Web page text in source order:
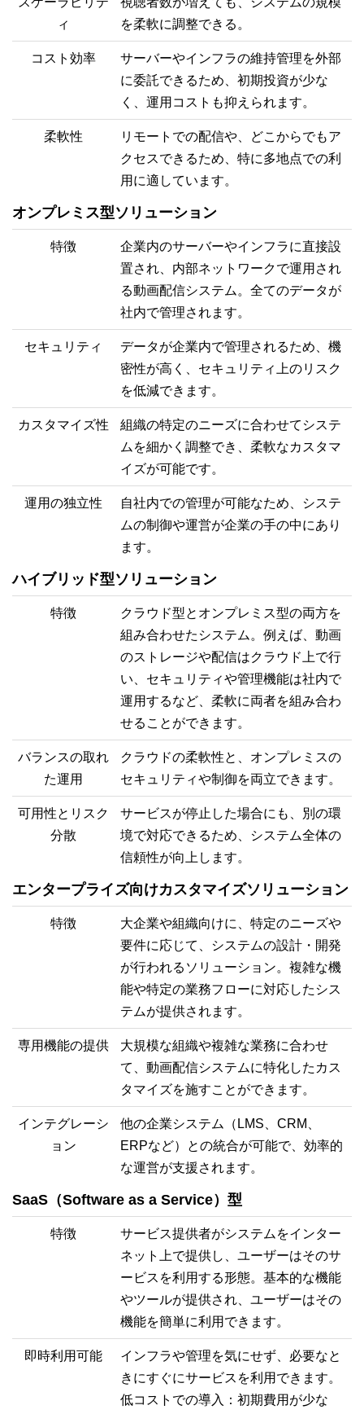
ィ
を柔軟に調整できる。
コスト効率
サーバーやインフラの維持管理を外部
に委託できるため、初期投資が少な
く、運用コストも抑えられます。
柔軟性
リモートでの配信や、どこからでもア
クセスできるため、特に多地点での利
用に適しています。
オンプレミス型ソリューション
特徴
企業内のサーバーやインフラに直接設
置され、内部ネットワークで運用され
る動画配信システム。全てのデータが
社内で管理されます。
セキュリティ
データが企業内で管理されるため、機
密性が高く、セキュリティ上のリスク
を低減できます。
カスタマイズ性
組織の特定のニーズに合わせてシステ
ムを細かく調整でき、柔軟なカスタマ
イズが可能です。
運用の独立性
自社内での管理が可能なため、システ
ムの制御や運営が企業の手の中にあり
ます。
ハイブリッド型ソリューション
特徴
クラウド型とオンプレミス型の両方を
組み合わせたシステム。例えば、動画
のストレージや配信はクラウド上で行
い、セキュリティや管理機能は社内で
運用するなど、柔軟に両者を組み合わ
せることができます。
バランスの取れ
た運用
クラウドの柔軟性と、オンプレミスの
セキュリティや制御を両立できます。
可用性とリスク
分散
サービスが停止した場合にも、別の環
境で対応できるため、システム全体の
信頼性が向上します。
エンタープライズ向けカスタマイズソリューション
特徴
大企業や組織向けに、特定のニーズや
要件に応じて、システムの設計・開発
が行われるソリューション。複雑な機
能や特定の業務フローに対応したシス
テムが提供されます。
専用機能の提供
大規模な組織や複雑な業務に合わせ
て、動画配信システムに特化したカス
タマイズを施すことができます。
インテグレーシ
ョン
他の企業システム（LMS、CRM、
ERPなど）との統合が可能で、効率的
な運営が支援されます。
SaaS（Software as a Service）型
特徴
サービス提供者がシステムをインター
ネット上で提供し、ユーザーはそのサ
ービスを利用する形態。基本的な機能
やツールが提供され、ユーザーはその
機能を簡単に利用できます。
即時利用可能
インフラや管理を気にせず、必要なと
きにすぐにサービスを利用できます。
低コストでの導入：初期費用が少な